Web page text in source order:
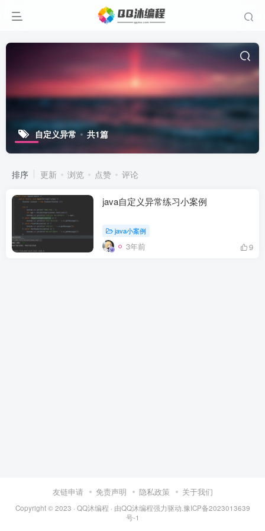
自定义异常 共1篇
排序 更新 浏览 点赞 评论
java自定义异常练习小案例
java小案例
3年前 9
友链申请 免责声明 隐私政策 关于我们
Copyright © 2023 · QQ沐编程 · 由QQ沐编程强力驱动. 豫ICP备2023013639
号-1